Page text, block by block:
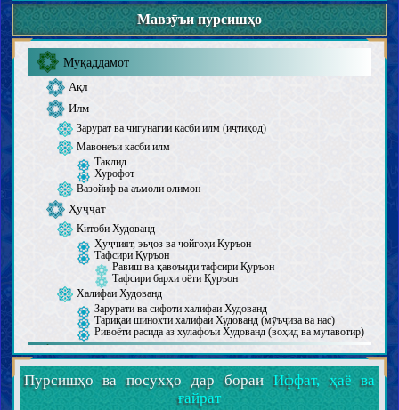
Мавзӯъи пурсишҳо
Муқаддамот
Ақл
Илм
Зарурат ва чигунагии касби илм (иҷтиҳод)
Мавонеъи касби илм
Тақлид
Хурофот
Вазойиф ва аъмоли олимон
Ҳуҷҷат
Китоби Худованд
Ҳуҷҷият, эъҷоз ва ҷойгоҳи Қуръон
Тафсири Қуръон
Равиш ва қавоъиди тафсири Қуръон
Тафсири бархи оёти Қуръон
Халифаи Худованд
Зарурати ва сифоти халифаи Худованд
Тариқаи шинохти халифаи Худованд (мӯъҷиза ва нас)
Ривоёти расида аз хулафоъи Худованд (воҳид ва мутавотир)
Ақойид
Шинохти Худованд (вуҷуд, сифот ва афъол)
Шинохти хулафоъи Худованд
Пурсишҳо ва посухҳо дар бораиИффат, ҳаё ва
ғайрат